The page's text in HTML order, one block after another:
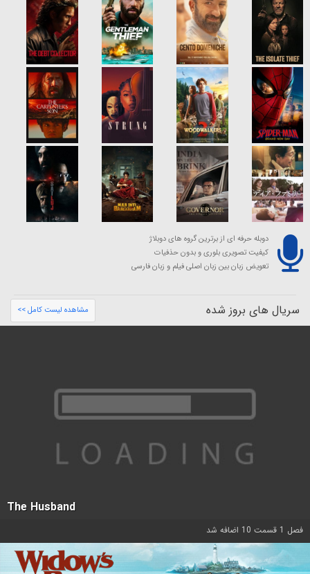
دوبله حرفه ای از برترین گروه های دوبلاژ
کیفیت تصویری بلوری و بدون حذفیات
تعویض زبان بین زبان اصلی فیلم و زبان فارسی
سریال های بروز شده مشاهده لیست کامل >>
The Husband
فصل 1 قسمت 10 اضافه شد